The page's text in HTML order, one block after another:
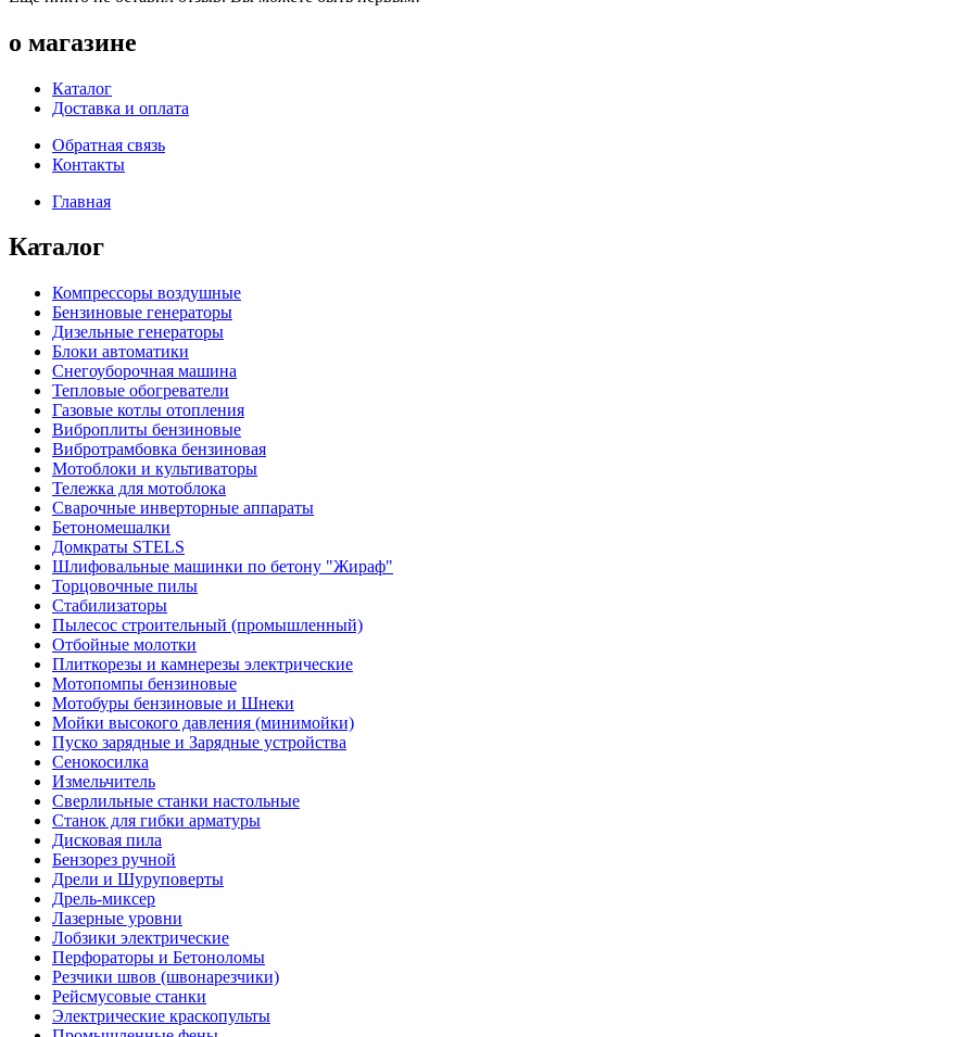
о магазине
Каталог
Доставка и оплата
Обратная связь
Контакты
Главная
Каталог
Компрессоры воздушные
Бензиновые генераторы
Дизельные генераторы
Блоки автоматики
Снегоуборочная машина
Тепловые обогреватели
Газовые котлы отопления
Виброплиты бензиновые
Вибротрамбовка бензиновая
Мотоблоки и культиваторы
Тележка для мотоблока
Сварочные инверторные аппараты
Бетономешалки
Домкраты STELS
Шлифовальные машинки по бетону "Жираф"
Торцовочные пилы
Стабилизаторы
Пылесос строительный (промышленный)
Отбойные молотки
Плиткорезы и камнерезы электрические
Мотопомпы бензиновые
Мотобуры бензиновые и Шнеки
Мойки высокого давления (минимойки)
Пуско зарядные и Зарядные устройства
Сенокосилка
Измельчитель
Сверлильные станки настольные
Станок для гибки арматуры
Дисковая пила
Бензорез ручной
Дрели и Шуруповерты
Дрель-миксер
Лазерные уровни
Лобзики электрические
Перфораторы и Бетоноломы
Резчики швов (швонарезчики)
Рейсмусовые станки
Электрические краскопульты